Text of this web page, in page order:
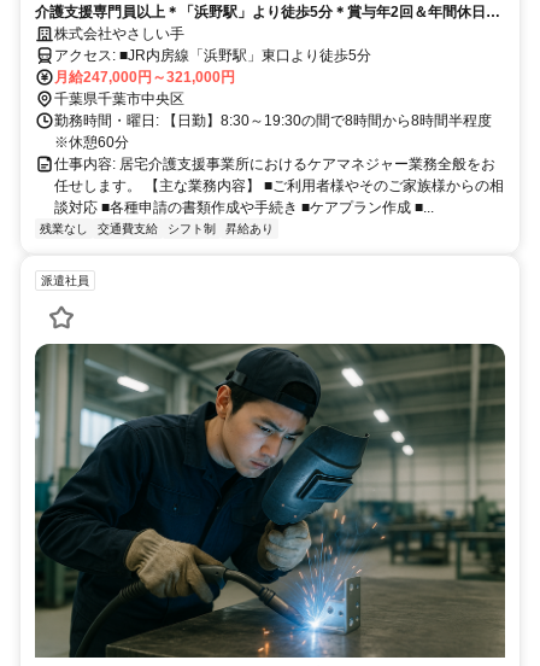
介護支援専門員以上＊「浜野駅」より徒歩5分＊賞与年2回＆年間休日
124日でメリハリある働き方可◎子育てに理解ある職場でお仕事しませ
んか？
株式会社やさしい手
アクセス: ■JR内房線「浜野駅」東口より徒歩5分
月給247,000円～321,000円
千葉県千葉市中央区
勤務時間・曜日: 【日勤】8:30～19:30の間で8時間から8時間半程度
※休憩60分
仕事内容: 居宅介護支援事業所におけるケアマネジャー業務全般をお
任せします。 【主な業務内容】 ■ご利用者様やそのご家族様からの相
談対応 ■各種申請の書類作成や手続き ■ケアプラン作成 ■...
残業なし 交通費支給 シフト制 昇給あり
派遣社員